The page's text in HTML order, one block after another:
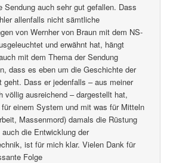
Sendung auch sehr gut gefallen. Dass
allenfalls nicht sämtliche
von Wernher von Braun mit dem NS-
und erwähnt hat, hängt
mit dem Thema der Sendung
dass es eben um die Geschichte der
geht. Dass er jedenfalls – aus meiner
völlig ausreichend – dargestellt hat,
einem System und mit was für Mitteln
Massenmord) damals die Rüstung
die Entwicklung der
ist für mich klar. Vielen Dank für
Folge